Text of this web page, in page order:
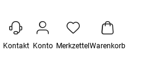
Kontakt Konto Merkzettel Warenkorb